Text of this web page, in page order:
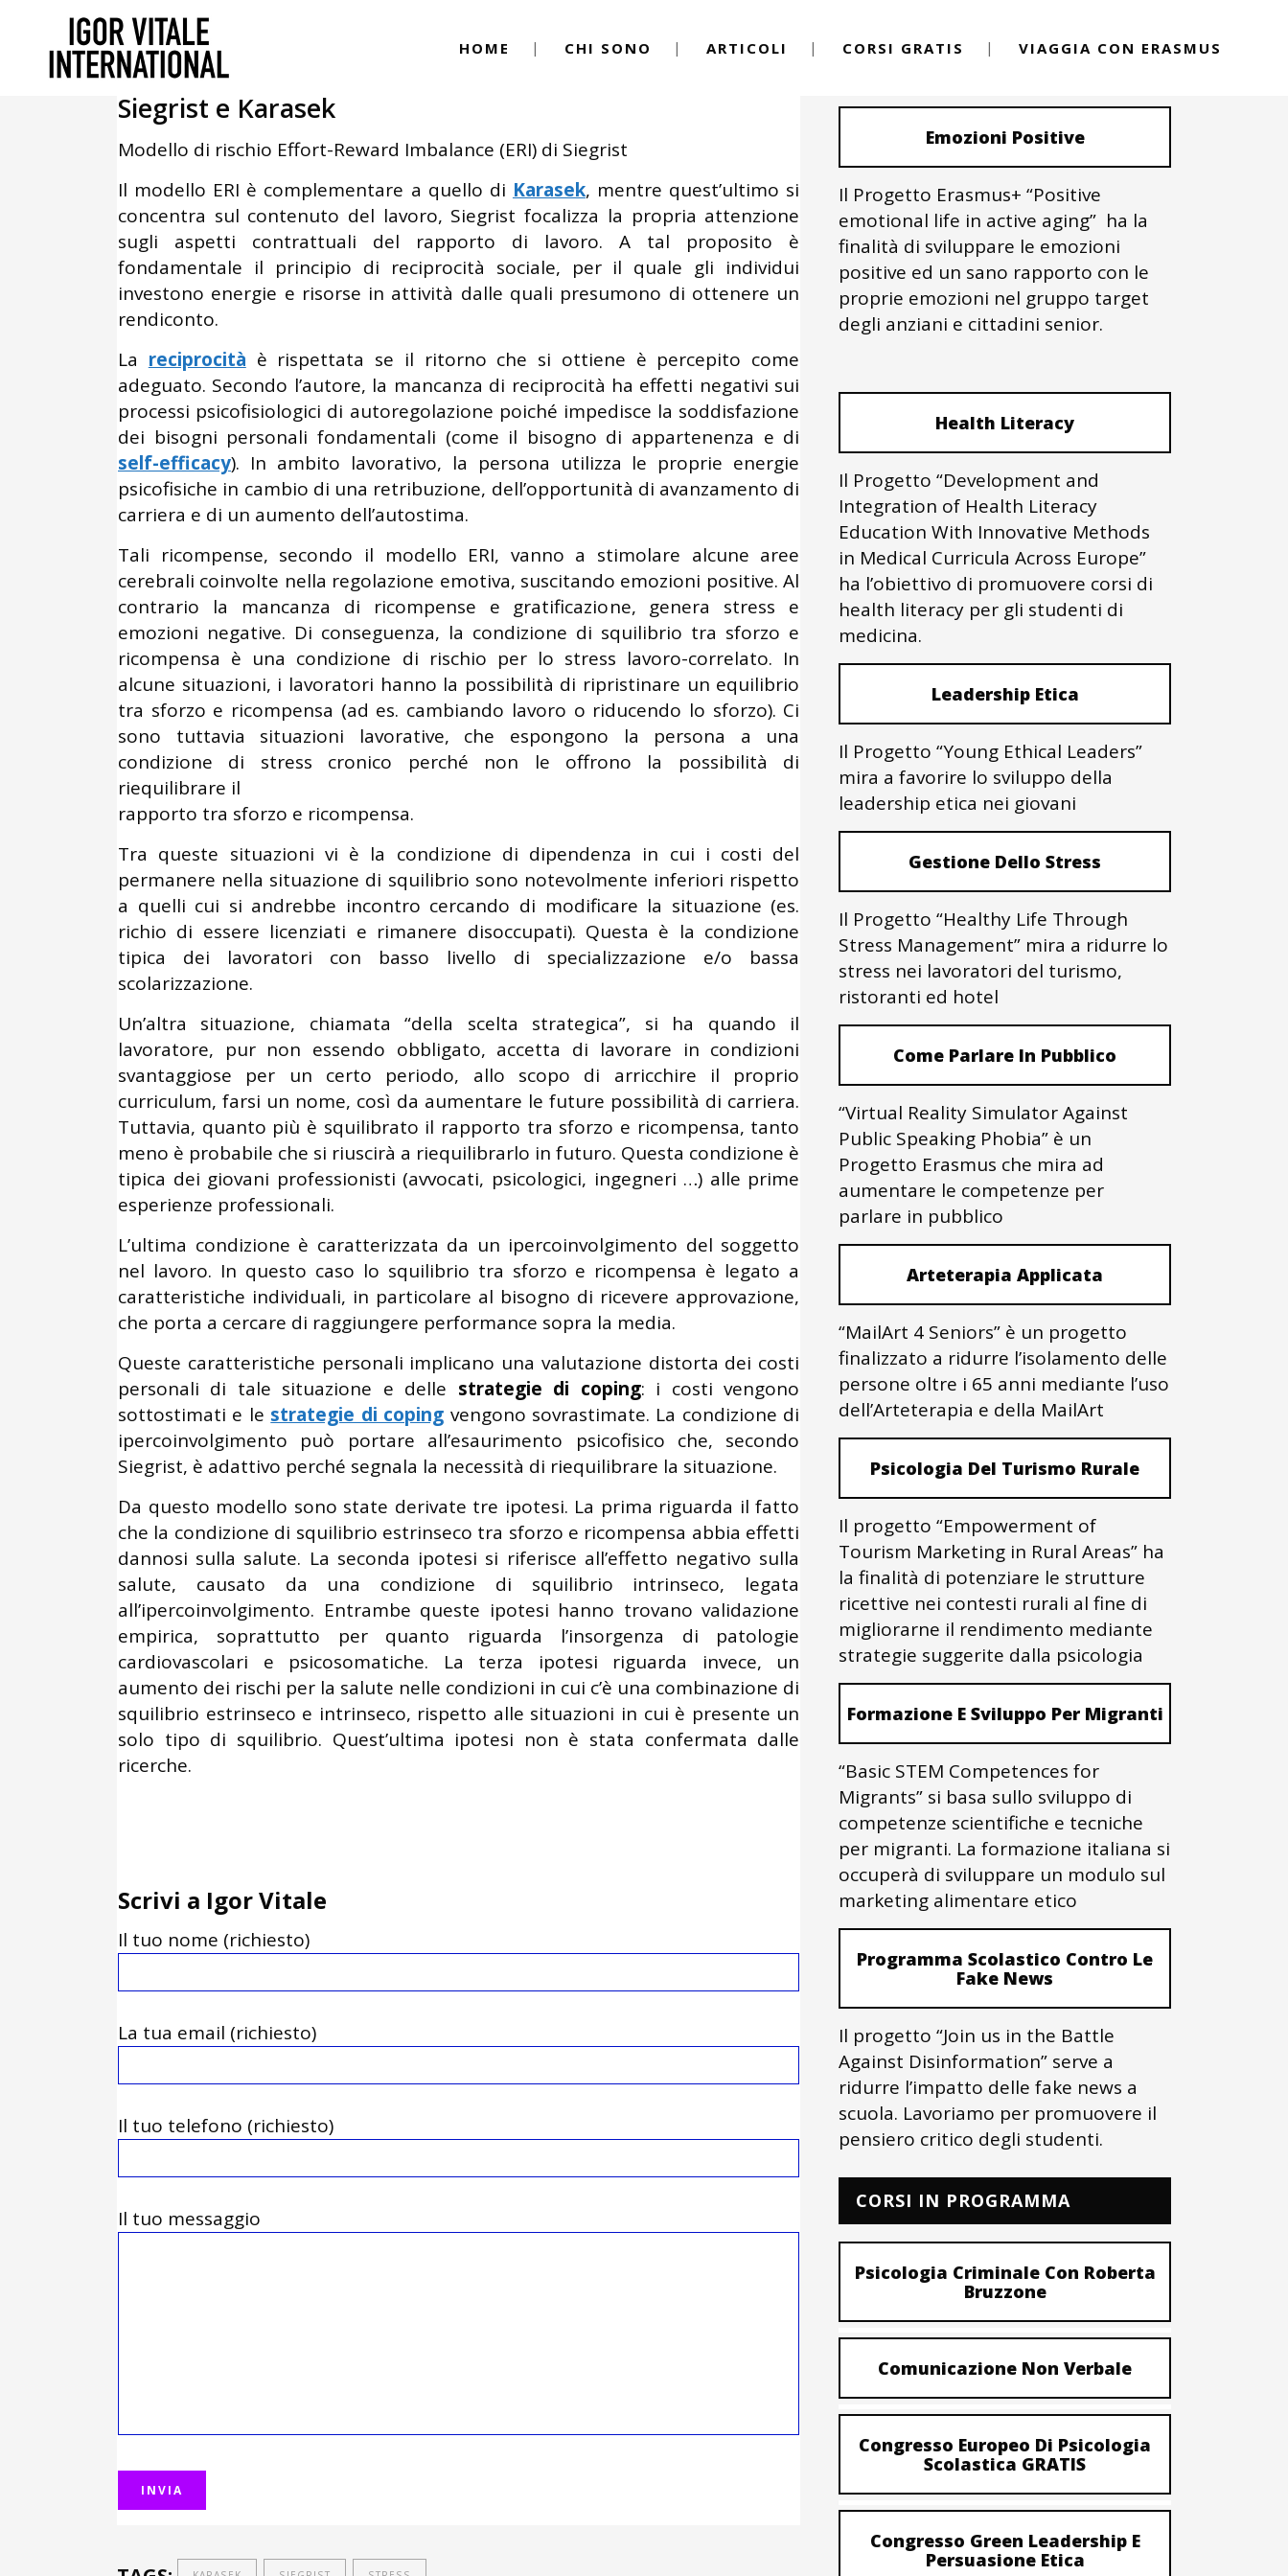
HOME CHI SONO ARTICOLI CORSI GRATIS VIAGGIA CON ERASMUS
Marzo 27, 2015 Psicologia del Lavoro Igor Vitale
Stress e modello di Rischio Effort Reward Imbalance di
Siegrist e Karasek
Modello di rischio Effort-Reward Imbalance (ERI) di Siegrist
Il modello ERI è complementare a quello di Karasek, mentre quest’ultimo si
concentra sul contenuto del lavoro, Siegrist focalizza la propria attenzione
sugli aspetti contrattuali del rapporto di lavoro. A tal proposito è
fondamentale il principio di reciprocità sociale, per il quale gli individui
investono energie e risorse in attività dalle quali presumono di ottenere un
rendiconto.
La reciprocità è rispettata se il ritorno che si ottiene è percepito come
adeguato. Secondo l’autore, la mancanza di reciprocità ha effetti negativi sui
processi psicofisiologici di autoregolazione poiché impedisce la soddisfazione
dei bisogni personali fondamentali (come il bisogno di appartenenza e di
self-efficacy). In ambito lavorativo, la persona utilizza le proprie energie
psicofisiche in cambio di una retribuzione, dell’opportunità di avanzamento di
carriera e di un aumento dell’autostima.
Tali ricompense, secondo il modello ERI, vanno a stimolare alcune aree
cerebrali coinvolte nella regolazione emotiva, suscitando emozioni positive. Al
contrario la mancanza di ricompense e gratificazione, genera stress e
emozioni negative. Di conseguenza, la condizione di squilibrio tra sforzo e
ricompensa è una condizione di rischio per lo stress lavoro-correlato. In
alcune situazioni, i lavoratori hanno la possibilità di ripristinare un equilibrio
tra sforzo e ricompensa (ad es. cambiando lavoro o riducendo lo sforzo). Ci
sono tuttavia situazioni lavorative, che espongono la persona a una
condizione di stress cronico perché non le offrono la possibilità di
riequilibrare il
rapporto tra sforzo e ricompensa.
Tra queste situazioni vi è la condizione di dipendenza in cui i costi del
permanere nella situazione di squilibrio sono notevolmente inferiori rispetto
a quelli cui si andrebbe incontro cercando di modificare la situazione (es.
richio di essere licenziati e rimanere disoccupati). Questa è la condizione
tipica dei lavoratori con basso livello di specializzazione e/o bassa
scolarizzazione.
Un’altra situazione, chiamata “della scelta strategica”, si ha quando il
lavoratore, pur non essendo obbligato, accetta di lavorare in condizioni
svantaggiose per un certo periodo, allo scopo di arricchire il proprio
curriculum, farsi un nome, così da aumentare le future possibilità di carriera.
Tuttavia, quanto più è squilibrato il rapporto tra sforzo e ricompensa, tanto
meno è probabile che si riuscirà a riequilibrarlo in futuro. Questa condizione è
tipica dei giovani professionisti (avvocati, psicologici, ingegneri …) alle prime
esperienze professionali.
L’ultima condizione è caratterizzata da un ipercoinvolgimento del soggetto
nel lavoro. In questo caso lo squilibrio tra sforzo e ricompensa è legato a
caratteristiche individuali, in particolare al bisogno di ricevere approvazione,
che porta a cercare di raggiungere performance sopra la media.
Queste caratteristiche personali implicano una valutazione distorta dei costi
personali di tale situazione e delle strategie di coping: i costi vengono
sottostimati e le strategie di coping vengono sovrastimate. La condizione di
ipercoinvolgimento può portare all’esaurimento psicofisico che, secondo
Siegrist, è adattivo perché segnala la necessità di riequilibrare la situazione.
Da questo modello sono state derivate tre ipotesi. La prima riguarda il fatto
che la condizione di squilibrio estrinseco tra sforzo e ricompensa abbia effetti
dannosi sulla salute. La seconda ipotesi si riferisce all’effetto negativo sulla
salute, causato da una condizione di squilibrio intrinseco, legata
all’ipercoinvolgimento. Entrambe queste ipotesi hanno trovano validazione
empirica, soprattutto per quanto riguarda l’insorgenza di patologie
cardiovascolari e psicosomatiche. La terza ipotesi riguarda invece, un
aumento dei rischi per la salute nelle condizioni in cui c’è una combinazione di
squilibrio estrinseco e intrinseco, rispetto alle situazioni in cui è presente un
solo tipo di squilibrio. Quest’ultima ipotesi non è stata confermata dalle
ricerche.
Scrivi a Igor Vitale
Il tuo nome (richiesto)
La tua email (richiesto)
Il tuo telefono (richiesto)
Il tuo messaggio
Emozioni Positive
Il Progetto Erasmus+ “Positive
emotional life in active aging” ha la
finalità di sviluppare le emozioni
positive ed un sano rapporto con le
proprie emozioni nel gruppo target
degli anziani e cittadini senior.
Health Literacy
Il Progetto “Development and
Integration of Health Literacy
Education With Innovative Methods
in Medical Curricula Across Europe”
ha l’obiettivo di promuovere corsi di
health literacy per gli studenti di
medicina.
Leadership Etica
Il Progetto “Young Ethical Leaders”
mira a favorire lo sviluppo della
leadership etica nei giovani
Gestione Dello Stress
Il Progetto “Healthy Life Through
Stress Management” mira a ridurre lo
stress nei lavoratori del turismo,
ristoranti ed hotel
Come Parlare In Pubblico
“Virtual Reality Simulator Against
Public Speaking Phobia” è un
Progetto Erasmus che mira ad
aumentare le competenze per
parlare in pubblico
Arteterapia Applicata
“MailArt 4 Seniors” è un progetto
finalizzato a ridurre l’isolamento delle
persone oltre i 65 anni mediante l’uso
dell’Arteterapia e della MailArt
Psicologia Del Turismo Rurale
Il progetto “Empowerment of
Tourism Marketing in Rural Areas” ha
la finalità di potenziare le strutture
ricettive nei contesti rurali al fine di
migliorarne il rendimento mediante
strategie suggerite dalla psicologia
Formazione E Sviluppo Per Migranti
“Basic STEM Competences for
Migrants” si basa sullo sviluppo di
competenze scientifiche e tecniche
per migranti. La formazione italiana si
occuperà di sviluppare un modulo sul
marketing alimentare etico
Programma Scolastico Contro Le
Fake News
Il progetto “Join us in the Battle
Against Disinformation” serve a
ridurre l’impatto delle fake news a
scuola. Lavoriamo per promuovere il
pensiero critico degli studenti.
CORSI IN PROGRAMMA
Psicologia Criminale Con Roberta
Bruzzone
Comunicazione Non Verbale
Congresso Europeo Di Psicologia
Scolastica GRATIS
Congresso Green Leadership E
Persuasione Etica